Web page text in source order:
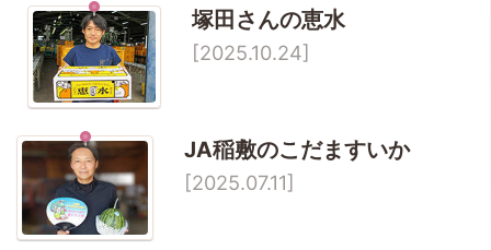
塚田さんの恵水
[2025.10.24]
JA稲敷のこだますいか
[2025.07.11]